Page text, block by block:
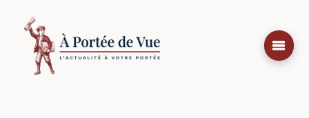
contenu